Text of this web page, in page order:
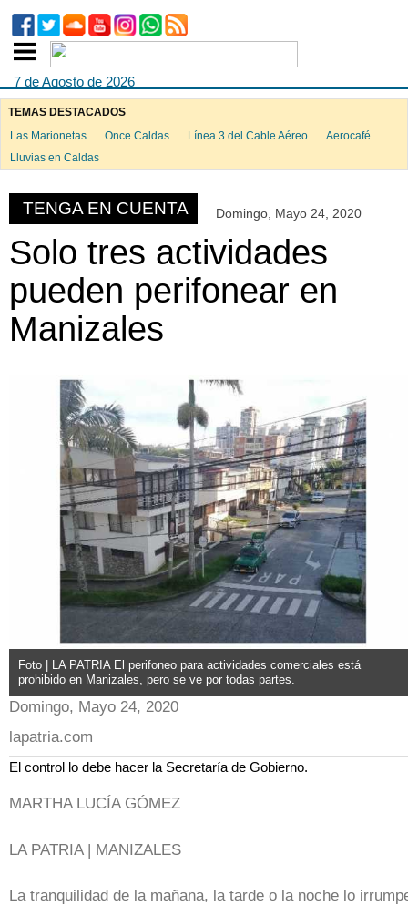
7 de Agosto de 2026
TEMAS DESTACADOS
Las Marionetas
Once Caldas Línea 3 del Cable Aéreo
Aerocafé
Lluvias en Caldas
TENGA EN CUENTA Domingo, Mayo 24, 2020
Solo tres actividades
pueden perifonear en
Manizales
Foto | LA PATRIA El perifoneo para actividades comerciales está
prohibido en Manizales, pero se ve por todas partes.
Domingo, Mayo 24, 2020
lapatria.com
El control lo debe hacer la Secretaría de Gobierno.
MARTHA LUCÍA GÓMEZ
LA PATRIA | MANIZALES
La tranquilidad de la mañana, la tarde o la noche lo